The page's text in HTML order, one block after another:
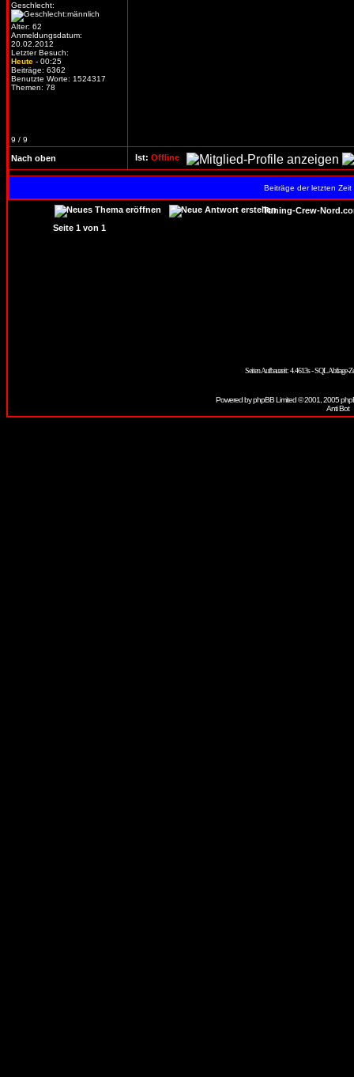
Geschlecht:
Alter: 62
Anmeldungsdatum:
20.02.2012
Letzter Besuch:
Heute - 00:25
Beiträge: 6362
Benutzte Worte: 1524317
Themen: 78
9 / 9
Nach oben Ist: Offline
Beiträge der letzten
Tuning-Crew-
Seite1 von1
Seiten Aufbauzeit: 4.4613s - SQL
Powered byphpBBLimited © 2001, 2005